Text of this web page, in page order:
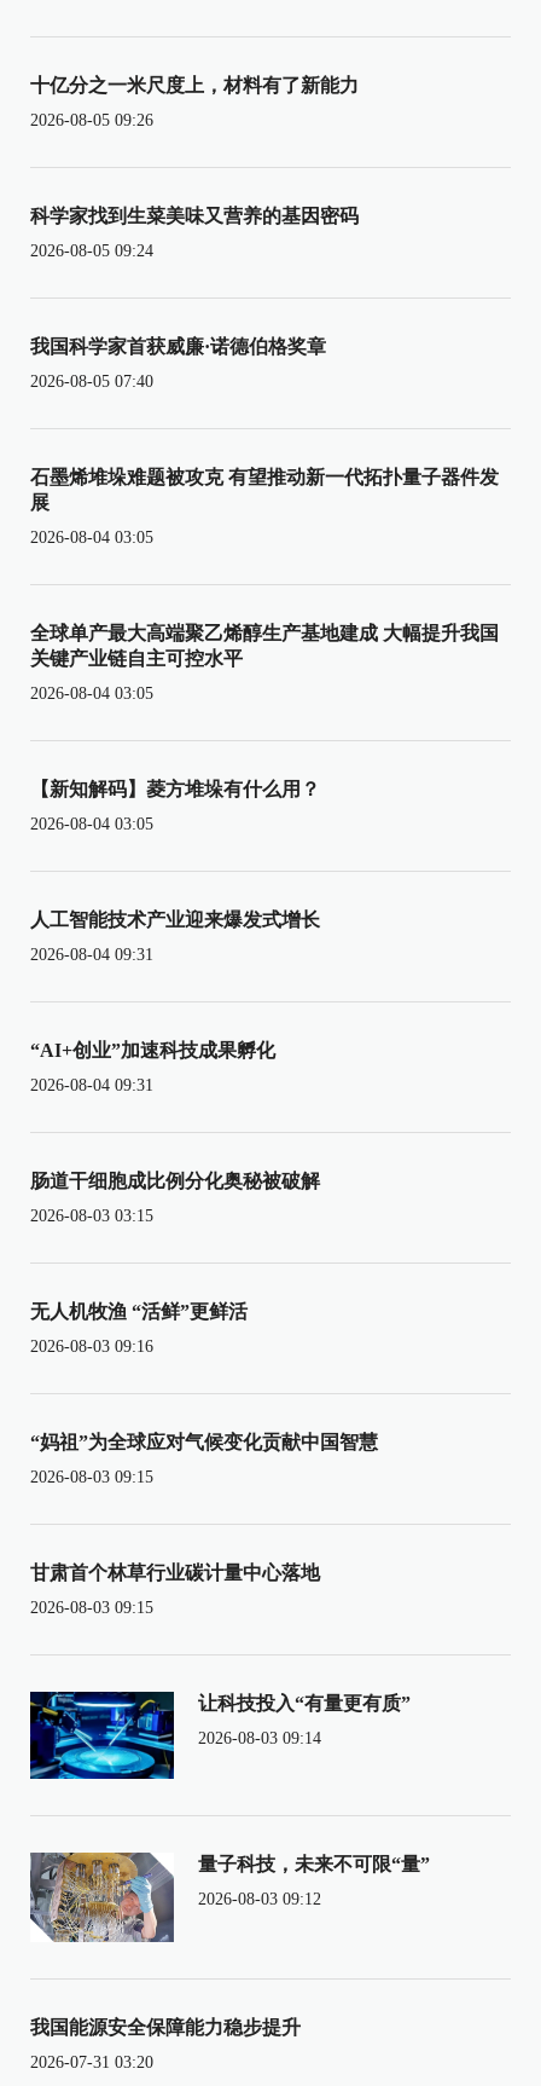
十亿分之一米尺度上，材料有了新能力
2026-08-05 09:26
科学家找到生菜美味又营养的基因密码
2026-08-05 09:24
我国科学家首获威廉·诺德伯格奖章
2026-08-05 07:40
石墨烯堆垛难题被攻克 有望推动新一代拓扑量子器件发
展
2026-08-04 03:05
全球单产最大高端聚乙烯醇生产基地建成 大幅提升我国
关键产业链自主可控水平
2026-08-04 03:05
【新知解码】菱方堆垛有什么用？
2026-08-04 03:05
人工智能技术产业迎来爆发式增长
2026-08-04 09:31
“AI+创业”加速科技成果孵化
2026-08-04 09:31
肠道干细胞成比例分化奥秘被破解
2026-08-03 03:15
无人机牧渔 “活鲜”更鲜活
2026-08-03 09:16
“妈祖”为全球应对气候变化贡献中国智慧
2026-08-03 09:15
甘肃首个林草行业碳计量中心落地
2026-08-03 09:15
让科技投入“有量更有质”
2026-08-03 09:14
量子科技，未来不可限“量”
2026-08-03 09:12
我国能源安全保障能力稳步提升
2026-07-31 03:20